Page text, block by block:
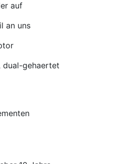
auf
an uns
dual-gehaertet